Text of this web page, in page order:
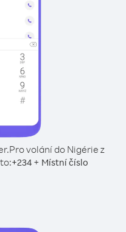
Pro volání do Nigérie z
+234 + Místní číslo